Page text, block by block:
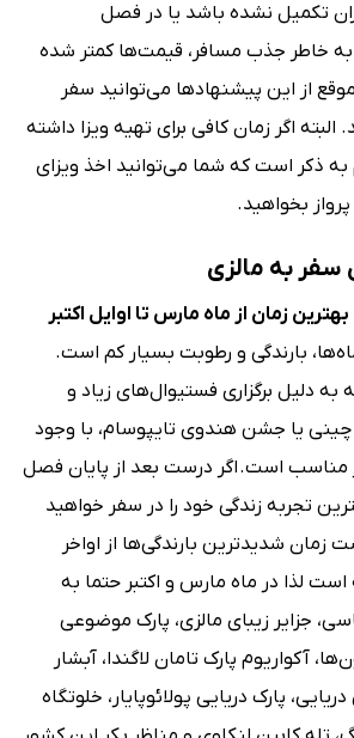
تکمیل نشده باشد یا در فصل
خاطر جذب مسافر، قیمت‌ها کمتر شده
از این پیشنهادها می‌توانید سفر
البته اگر زمان کافی برای تهیه ویزا داشته
به ذکر است که شما می‌توانید اخذ ویزای
بخواهید.
سفر به مالزی
بهترین زمان از ماه مارس تا اوایل اکتبر
بارندگی و رطوبت بسیار کم است.
به دلیل برگزاری فستیوال‌‌های زیاد و
یا جشن هندوی تایپوسام، با وجود
مناسب است. اگر درست بعد از پایان فصل
تجربه زندگی خود را در سفر خواهید
زمان شدیدترین بارندگی‌‌ها از اواخر
است لذا در ماه مارس و اکتبر حتما به
جزایر زیبای مالزی، پارک موضوعی
آکواریوم پارک تامان لاگندا، آبشار
پارک دریایی پولائوپایار، خلوتگاه